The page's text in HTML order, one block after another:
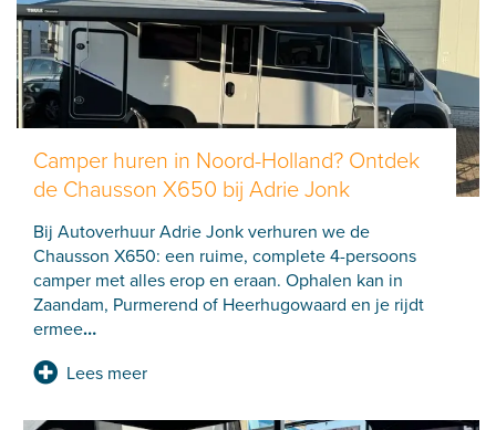
Camper huren in Noord-Holland? Ontdek
de Chausson X650 bij Adrie Jonk
Bij Autoverhuur Adrie Jonk verhuren we de
Chausson X650: een ruime, complete 4-persoons
camper met alles erop en eraan. Ophalen kan in
Zaandam, Purmerend of Heerhugowaard en je rijdt
ermee…
Lees meer